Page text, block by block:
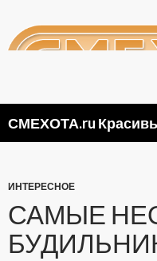
ИНТЕРЕСНОЕ
САМЫЕ